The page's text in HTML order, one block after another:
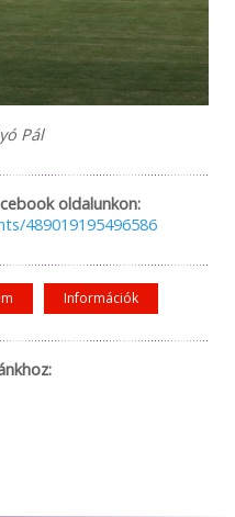
Pál
oldalunkon:
489019195496586
Információk